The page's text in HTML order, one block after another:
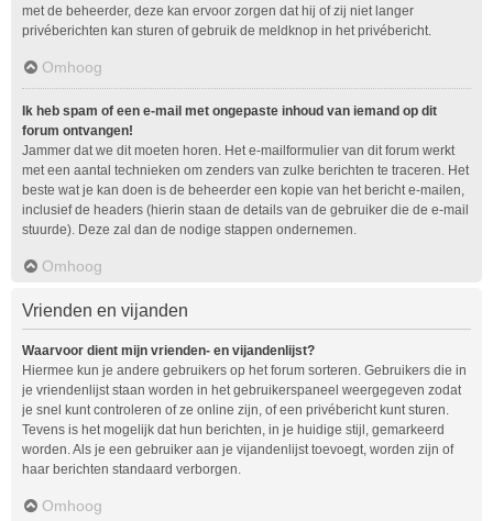
met de beheerder, deze kan ervoor zorgen dat hij of zij niet langer
privéberichten kan sturen of gebruik de meldknop in het privébericht.
Omhoog
Ik heb spam of een e-mail met ongepaste inhoud van iemand op dit
forum ontvangen!
Jammer dat we dit moeten horen. Het e-mailformulier van dit forum werkt
met een aantal technieken om zenders van zulke berichten te traceren. Het
beste wat je kan doen is de beheerder een kopie van het bericht e-mailen,
inclusief de headers (hierin staan de details van de gebruiker die de e-mail
stuurde). Deze zal dan de nodige stappen ondernemen.
Omhoog
Vrienden en vijanden
Waarvoor dient mijn vrienden- en vijandenlijst?
Hiermee kun je andere gebruikers op het forum sorteren. Gebruikers die in
je vriendenlijst staan worden in het gebruikerspaneel weergegeven zodat
je snel kunt controleren of ze online zijn, of een privébericht kunt sturen.
Tevens is het mogelijk dat hun berichten, in je huidige stijl, gemarkeerd
worden. Als je een gebruiker aan je vijandenlijst toevoegt, worden zijn of
haar berichten standaard verborgen.
Omhoog